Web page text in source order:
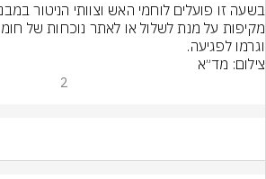
וגרמו לפגיעה.
צילום: מד״א
2